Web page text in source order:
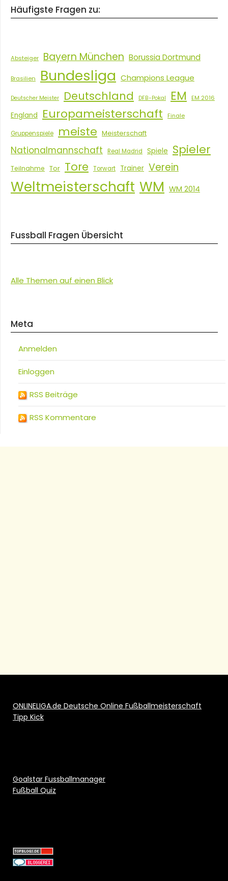
Häufigste Fragen zu:
Absteiger Bayern München Borussia Dortmund
Brasilien Bundesliga Champions League
Deutscher Meister Deutschland DFB-Pokal EM EM 2016
England Europameisterschaft Finale
Gruppenspiele meiste Meisterschaft
Nationalmannschaft Real Madrid Spiele Spieler
Teilnahme Tor Tore Torwart Trainer Verein
Weltmeisterschaft WM WM 2014
Fussball Fragen Übersicht
Alle Themen auf einen Blick
Meta
Anmelden
Einloggen
RSS Beiträge
RSS Kommentare
ONLINELIGA.de Deutsche Online Fußballmeisterschaft
Tipp Kick
Goalstar Fussballmanager
Fußball Quiz